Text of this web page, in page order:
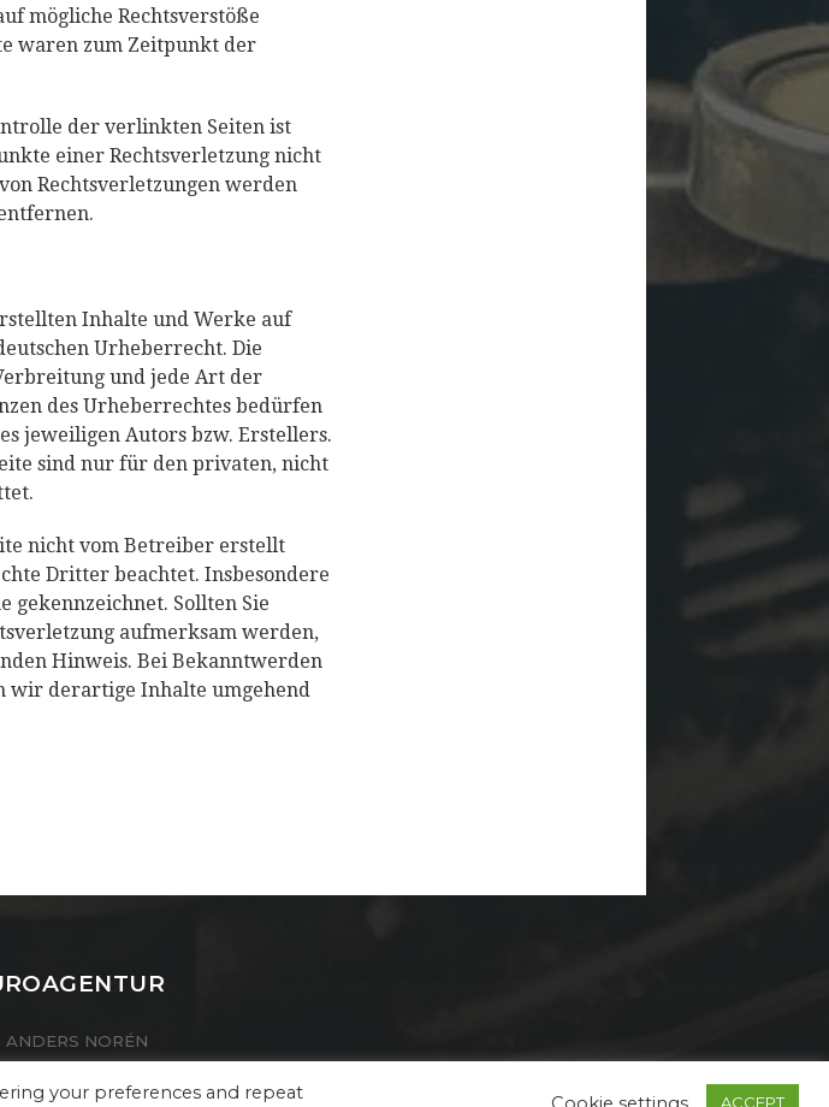
mögliche Rechtsverstöße
waren zum Zeitpunkt der
der verlinkten Seiten ist
einer Rechtsverletzung nicht
Rechtsverletzungen werden
Inhalte und Werke auf
Urheberrecht. Die
und jede Art der
des Urheberrechtes bedürfen
jeweiligen Autors bzw. Erstellers.
sind nur für den privaten, nicht
nicht vom Betreiber erstellt
Dritter beachtet. Insbesondere
gekennzeichnet. Sollten Sie
aufmerksam werden,
Hinweis. Bei Bekanntwerden
wir derartige Inhalte umgehend
ANDERS NORÉN
your preferences and repeat
ACCEPT